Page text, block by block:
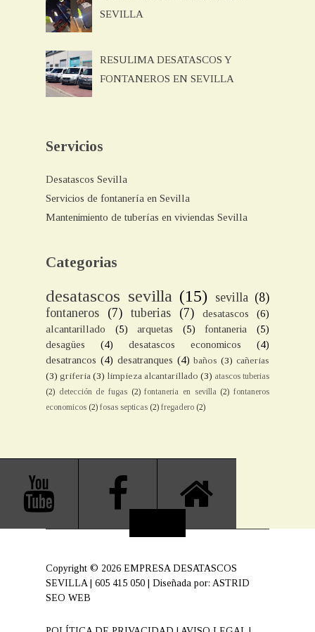
SEVILLA
RESULIMA DESATASCOS Y
FONTANEROS EN SEVILLA
Servicios
Desatascos Sevilla
Servicios de fontanería en Sevilla
Mantenimiento de tuberías en viviendas Sevilla
Categorias
desatascos sevilla (15) sevilla (8)
fontaneros
(7) tuberias (7) desatascos
(6)
alcantarillado
(5) arquetas (5) fontaneria
(5)
desagües
(4) desatascos economicos
(4)
desatrancos (4) desatranques (4) baños (3) cañerias
(3) griferia (3) limpieza alcantarillado (3) atascos tuberias
(2) detección de fugas (2) fontaneria en sevilla (2) fontaneros
economicos (2) fosas septicas (2) fregadero (2)
Copyright © 2026 EMPRESA DESATASCOS
SEVILLA | 605 415 050 | Diseñada por: ASTRID
SEO WEB